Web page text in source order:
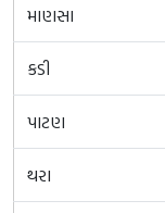
માણસા
કડી
પાટણ
થરા